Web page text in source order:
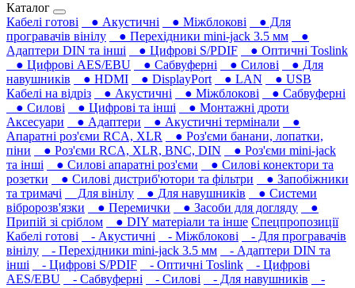
Каталог
Кабелі готові
● Акустичні ● Міжблокові
● Для
програвачів вінілу
● Перехідники mini-jack 3.5 мм
●
Адаптери DIN та інші
● Цифрові S/PDIF
● Оптичні Toslink
● Цифрові AES/EBU
● Сабвуферні ● Силові
● Для
навушників‎
● HDMI ● DisplayPort ● LAN
● USB
Кабелі на відріз
● Акустичні ● Міжблокові
● Сабвуферні
● Силові
● Цифрові та інші
● Монтажні дроти
Аксесуари
● Адаптери ● Акустичні термінали
●
Апаратні роз'єми RCA, XLR
● Роз'єми банани, лопатки,
піни
● Роз'єми RCA, XLR, BNC, DIN
● Роз'єми mini-jack
та інші
● Силові апаратні роз'єми
● Силові конектори та
розетки
● Силові дистриб'ютори та фільтри
● Запобіжники
та тримачі
Для вінілу ● Для навушників‎
● Системи
вібророзв'язки
● Перемички ● Засоби для догляду
●
Припій зі сріблом
● DIY матеріали та інше Спецпропозиції
Кабелі готові
- Акустичні - Міжблокові
- Для програвачів
вінілу
- Перехідники mini-jack 3.5 мм
- Адаптери DIN та
інші
- Цифрові S/PDIF - Оптичні Toslink
- Цифрові
AES/EBU
- Сабвуферні - Силові - Для навушників‎
-